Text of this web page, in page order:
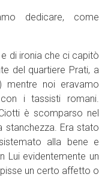
dedicare, come
di ironia che ci capitò
del quartiere Prati, a
mentre noi eravamo
i tassisti romani.
è scomparso nel
stanchezza. Era stato
alla bene e
Lui evidentemente un
un certo affetto o